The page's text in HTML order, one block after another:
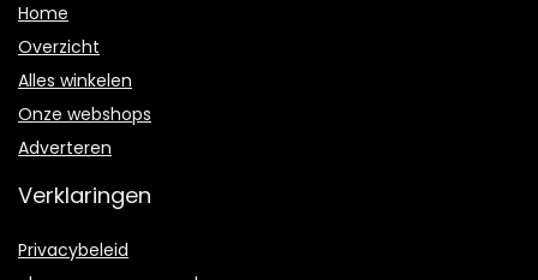
Home
Overzicht
Alles winkelen
Onze webshops
Adverteren
Verklaringen
Privacybeleid